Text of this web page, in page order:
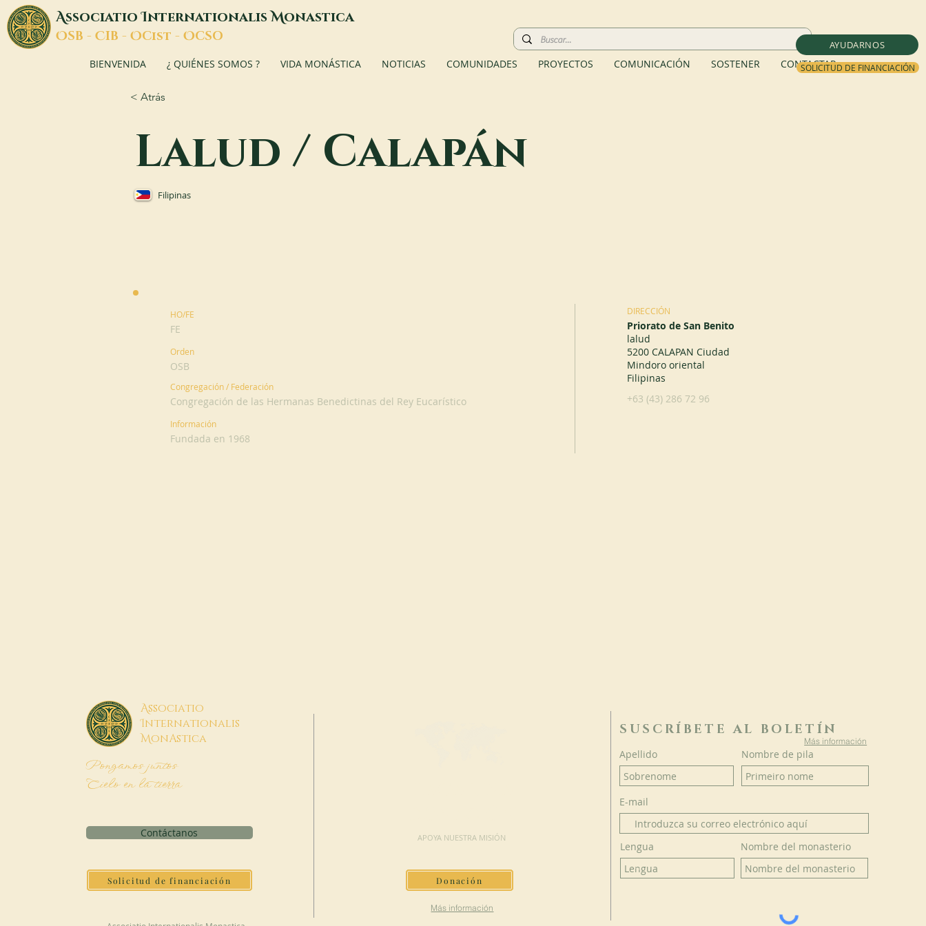
AYUDARNOS
SOLICITUD DE FINANCIACIÓN
AssociatioInternationalisMonastica
OSB - CIB - OCist - OCSO
BIENVENIDA ¿ QUIÉNES SOMOS ? VIDA MONÁSTICA NOTICIAS COMUNIDADES PROYECTOS COMUNICACIÓN SOSTENER CONTACTAR
< Atrás
Lalud / Calapán
Filipinas
HO/FE
FE
Orden
OSB
Congregación / Federación
Congregación de las Hermanas Benedictinas del Rey Eucarístico
Información
Fundada en 1968
DIRECCIÓN
Priorato de San Benito
lalud
5200 CALAPAN Ciudad
Mindoro oriental
Filipinas
+63 (43) 286 72 96
Associatio
Internationalis
MonAstica
Pongamos juntos
Cielo en la tierra
Contáctanos
Solicitud de financiación
APOYA NUESTRA MISIÓN
Donación
Más información
SUSCRÍBETE AL BOLETÍN
Más información
Apellido Nombre de pila
E-mail
Lengua Nombre del monasterio